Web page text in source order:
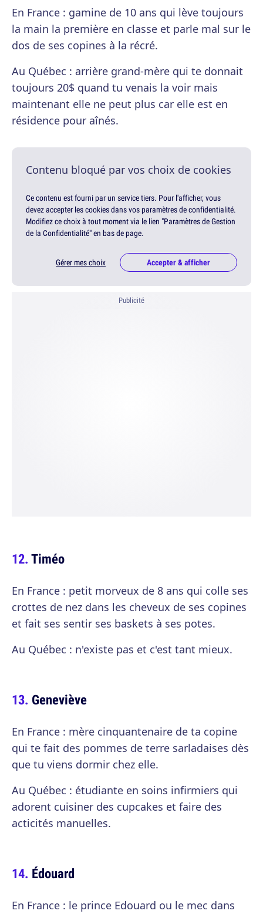
En France : gamine de 10 ans qui lève toujours
la main la première en classe et parle mal sur le
dos de ses copines à la récré.
Au Québec : arrière grand-mère qui te donnait
toujours 20$ quand tu venais la voir mais
maintenant elle ne peut plus car elle est en
résidence pour aînés.
Contenu bloqué par vos choix de cookies
Ce contenu est fourni par un service tiers. Pour l'afficher, vous
devez accepter les cookies dans vos paramètres de confidentialité.
Modifiez ce choix à tout moment via le lien "Paramètres de Gestion
de la Confidentialité" en bas de page.
Gérer mes choix Accepter & afficher
Publicité
Timéo
En France : petit morveux de 8 ans qui colle ses
crottes de nez dans les cheveux de ses copines
et fait ses sentir ses baskets à ses potes.
Au Québec : n'existe pas et c'est tant mieux.
Geneviève
En France : mère cinquantenaire de ta copine
qui te fait des pommes de terre sarladaises dès
que tu viens dormir chez elle.
Au Québec : étudiante en soins infirmiers qui
adorent cuisiner des cupcakes et faire des
acticités manuelles.
Édouard
En France : le prince Edouard ou le mec dans